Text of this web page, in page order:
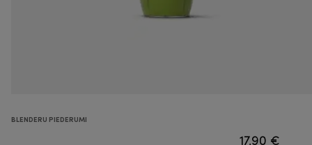
BLENDERU PIEDERUMI
17,90 €